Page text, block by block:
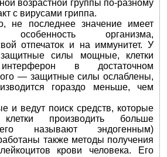
возрастной группы по-разному
с вирусами гриппа.
не последнее значение имеет
особенность организма,
отпечаток и на иммунитет. У
силы мощные, клетки
в достаточном
— защитные силы ослаблены,
гораздо меньше, чем
и ведут поиск средств, которые
производить больше
называют эндогенным)
также методы получения
крови человека. Его